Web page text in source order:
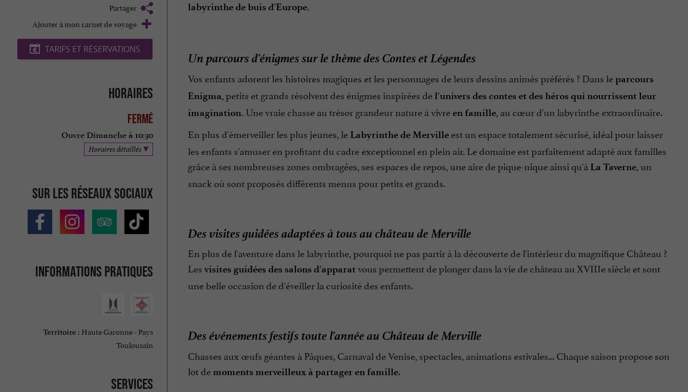
Partager
Ajouter à mon carnet de voyage
TARIFS ET RÉSERVATIONS
Horaires
Fermé
Ouvre Dimanche à 10:30
Horaires détaillés
Sur les réseaux sociaux
Informations pratiques
Territoire : Haute Garonne - Pays
Toulousain
Services
labyrinthe de buis d'Europe.
Un parcours d'énigmes sur le thème des Contes et Légendes
Vos enfants adorent les histoires magiques et les personnages de leurs dessins animés préférés ? Dans leparcours
Enigma, petits et grands résolvent des énigmes inspirées del'univers des contes et des héros qui nourrissent leur
imagination. Une vraie chasse au trésor grandeur nature à vivreen famille, au cœur d'un labyrinthe extraordinaire.
En plus d'émerveiller les plus jeunes, le Labyrinthe de Mervilleest un espace totalement sécurisé, idéal pour laisser
les enfants s'amuser en profitant du cadre exceptionnel en plein air. Le domaine est parfaitement adapté aux familles
grâce à ses nombreuses zones ombragées, ses espaces de repos, une aire de pique-nique ainsi qu'à La Taverne, un
snack où sont proposés différents menus pour petits et grands.
Des visites guidées adaptées à tous au château de Merville
En plus de l'aventure dans le labyrinthe, pourquoi ne pas partir à la découverte de l'intérieur du magnifique Château ?
Les visites guidées des salons d'apparat vous permettent de plonger dans la vie de château au XVIIIe siècle et sont
une belle occasion de d'éveiller la curiosité des enfants.
Des événements festifs toute l'année au Château de Merville
Chasses aux œufs géantes à Pâques, Carnaval de Venise, spectacles, animations estivales... Chaque saison propose son
lot de moments merveilleux à partager en famille.